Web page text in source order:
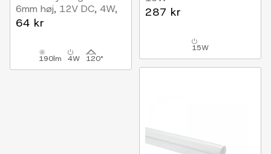
6mm høj, 12V DC, 4W,
med endeprop
64 kr
190lm 4W 120°
Til Sono og Reco
spot, inkl. fjernbetjening
287 kr
15W